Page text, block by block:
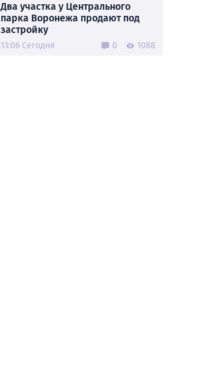
Два участка у Центрального
парка Воронежа продают под
застройку
13:06 Сегодня 0 1088